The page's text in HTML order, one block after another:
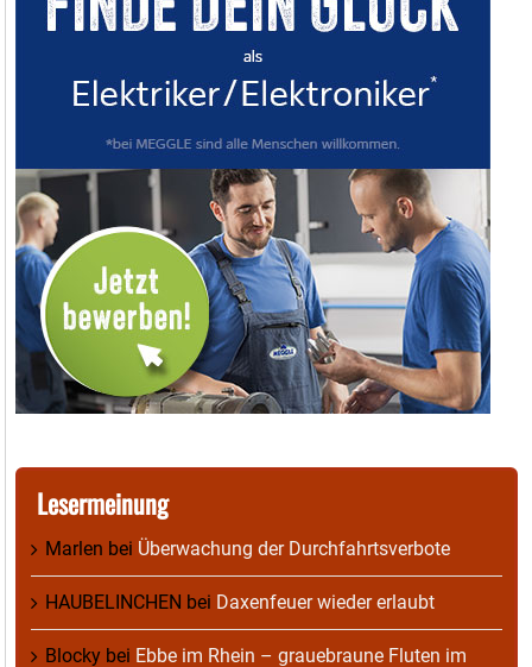
Lesermeinung
Marlen bei Überwachung der Durchfahrtsverbote
HAUBELINCHEN bei Daxenfeuer wieder erlaubt
Blocky bei Ebbe im Rhein – grauebraune Fluten im